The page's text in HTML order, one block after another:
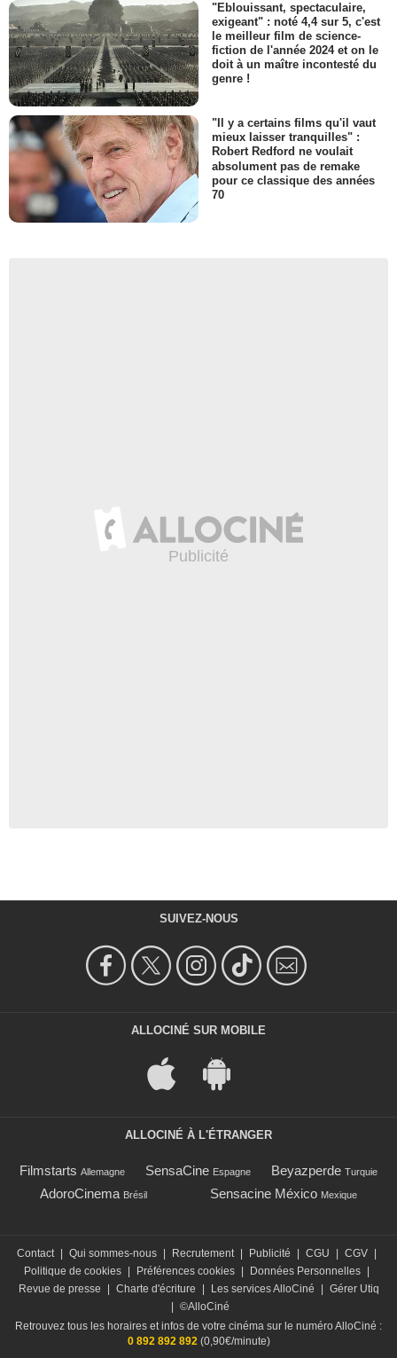
"Eblouissant, spectaculaire,
exigeant" : noté 4,4 sur 5, c'est
le meilleur film de science-
fiction de l'année 2024 et on le
doit à un maître incontesté du
genre !
"Il y a certains films qu'il vaut
mieux laisser tranquilles" :
Robert Redford ne voulait
absolument pas de remake
pour ce classique des années
70
SUIVEZ-NOUS
ALLOCINÉ SUR MOBILE
ALLOCINÉ À L'ÉTRANGER
Filmstarts Allemagne SensaCine Espagne Beyazperde Turquie
AdoroCinema Brésil Sensacine México Mexique
Contact | Qui sommes-nous | Recrutement | Publicité | CGU | CGV |
Politique de cookies | Préférences cookies | Données Personnelles |
Revue de presse
| Charte d'écriture | Les services AlloCiné | Gérer Utiq
| ©AlloCiné
Retrouvez tous les horaires et infos de votre cinéma sur le numéro AlloCiné :
0 892 892 892 (0,90€/minute)